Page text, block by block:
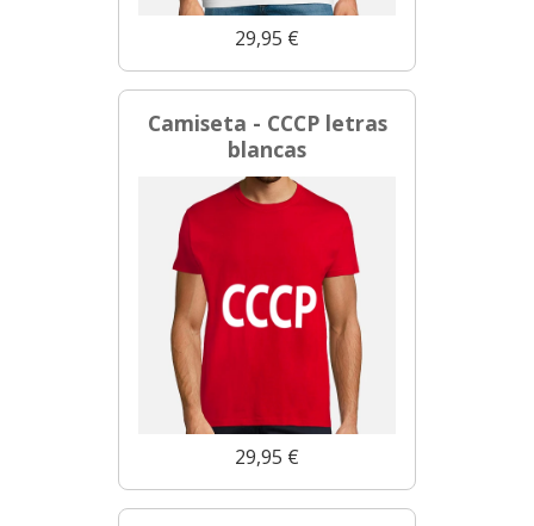
29,95 €
Camiseta - CCCP letras
blancas
29,95 €